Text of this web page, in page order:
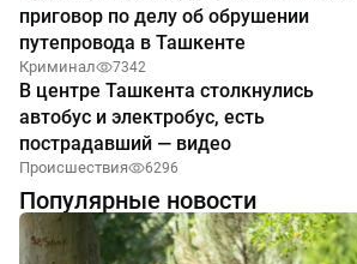
приговор по делу об обрушении
путепровода в Ташкенте
Криминал 7342
В центре Ташкента столкнулись
автобус и электробус, есть
пострадавший — видео
Происшествия 6296
Популярные новости